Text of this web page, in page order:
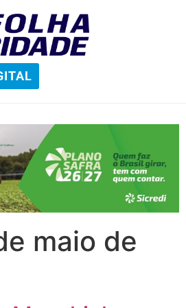
maio de